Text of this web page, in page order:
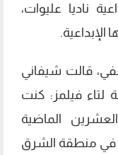
ناديا عليوات،
قالت شيفاني
لتاء فيلمز: كنت
الماضية
في منطقة الشرق